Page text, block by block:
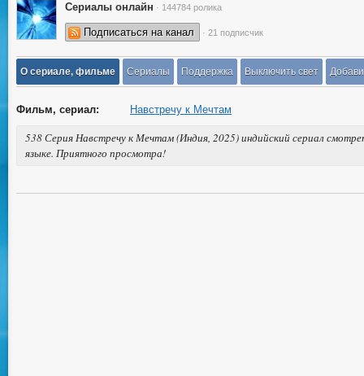
Сериалы онлайн · 144784 ролика
Подписаться на канал · 21 подписчик
О сериале, фильме Сериалы Поддержка Выключить свет
Фильм, сериал: Навстречу к Мечтам
538 Серия Навстречу к Мечтам (Индия, 2025) индийский сериал
языке. Приятного просмотра!